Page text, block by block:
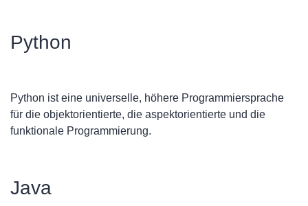
Python
Python ist eine universelle, höhere Programmiersprache
für die objektorientierte, die aspektorientierte und die
funktionale Programmierung.
Java